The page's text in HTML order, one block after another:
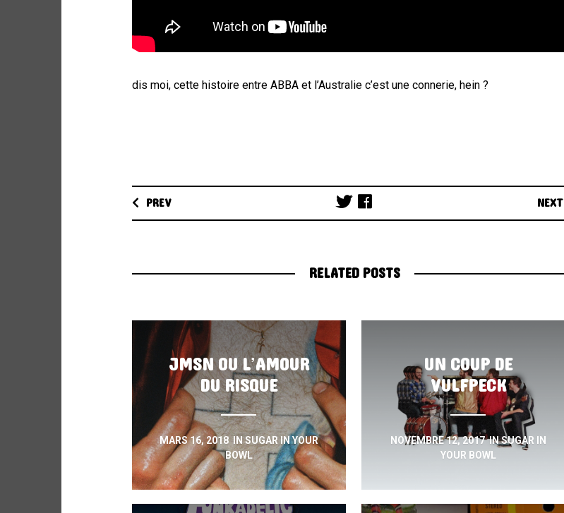
dis moi, cette histoire entre ABBA et l’Australie c’est une connerie, hein ?
Post
navigation
PREV NEXT
RELATED POSTS
JMSN OU L’AMOUR
DU RISQUE
MARS 16, 2018INSUGAR IN YOUR
BOWL
UN COUP DE
VULFPECK
NOVEMBRE 12, 2017INSUGAR IN
YOUR BOWL